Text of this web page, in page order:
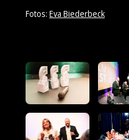
Fotos: Eva Biederbeck